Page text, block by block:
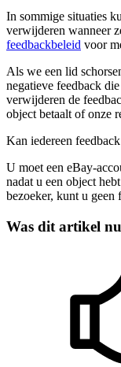
In sommige situaties
verwijderen wanneer
feedbackbeleid voor
Als we een lid
negatieve feedback
verwijderen de
object betaalt of onze
Kan iedereen
U moet een eBay-
nadat u een object
bezoeker, kunt u geen
Was dit artikel